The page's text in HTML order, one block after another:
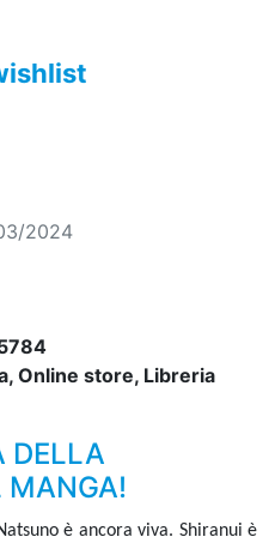
2024
Online store, Libreria
DELLA
MANGA!
è ancora viva. Shiranui è